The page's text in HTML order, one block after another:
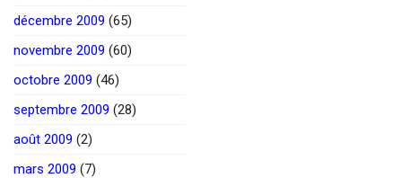
décembre 2009 (65)
novembre 2009 (60)
octobre 2009 (46)
septembre 2009 (28)
août 2009 (2)
mars 2009 (7)